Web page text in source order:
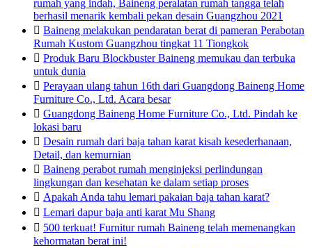
rumah yang indah, Baineng peralatan rumah tangga telah
berhasil menarik kembali pekan desain Guangzhou 2021
 Baineng melakukan pendaratan berat di pameran Perabotan
Rumah Kustom Guangzhou tingkat 11 Tiongkok
 Produk Baru Blockbuster Baineng memukau dan terbuka
untuk dunia
 Perayaan ulang tahun 16th dari Guangdong Baineng Home
Furniture Co., Ltd. Acara besar
 Guangdong Baineng Home Furniture Co., Ltd. Pindah ke
lokasi baru
 Desain rumah dari baja tahan karat kisah kesederhanaan,
Detail, dan kemurnian
 Baineng perabot rumah menginjeksi perlindungan
lingkungan dan kesehatan ke dalam setiap proses
 Apakah Anda tahu lemari pakaian baja tahan karat?
 Lemari dapur baja anti karat Mu Shang
 500 terkuat! Furnitur rumah Baineng telah memenangkan
kehormatan berat ini!